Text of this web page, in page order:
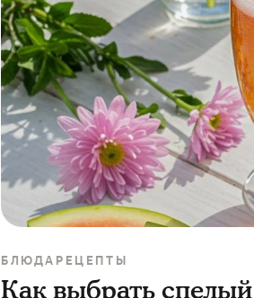
БЛЮДА РЕЦЕПТЫ